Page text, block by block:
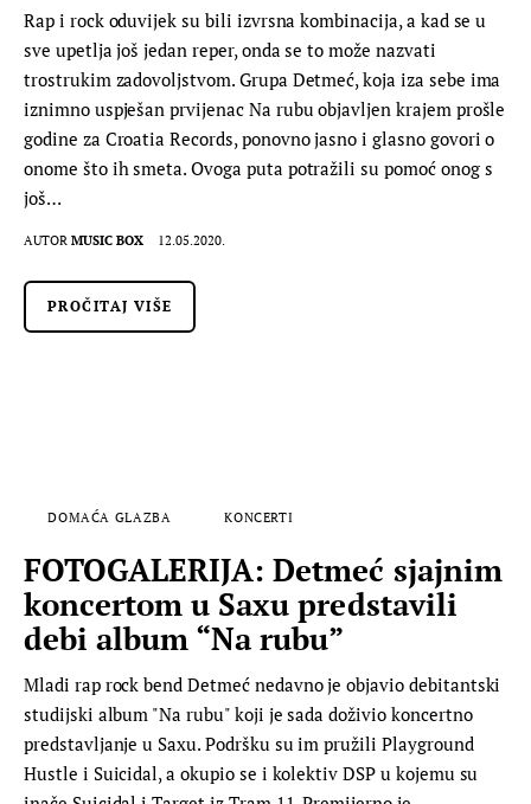
Rap i rock oduvijek su bili izvrsna kombinacija, a kad se u
sve upetlja još jedan reper, onda se to može nazvati
trostrukim zadovoljstvom. Grupa Detmeć, koja iza sebe ima
iznimno uspješan prvijenac Na rubu objavljen krajem prošle
godine za Croatia Records, ponovno jasno i glasno govori o
onome što ih smeta. Ovoga puta potražili su pomoć onog s
još…
AUTOR MUSIC BOX 12.05.2020.
PROČITAJ VIŠE
DOMAĆA GLAZBA KONCERTI
FOTOGALERIJA: Detmeć sjajnim
koncertom u Saxu predstavili
debi album “Na rubu”
Mladi rap rock bend Detmeć nedavno je objavio debitantski
studijski album "Na rubu" koji je sada doživio koncertno
predstavljanje u Saxu. Podršku su im pružili Playground
Hustle i Suicidal, a okupio se i kolektiv DSP u kojemu su